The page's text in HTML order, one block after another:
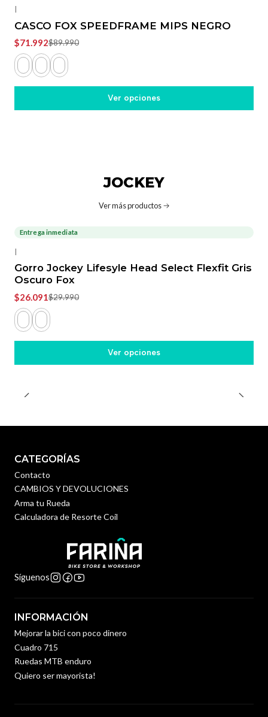
|
CASCO FOX SPEEDFRAME MIPS NEGRO
$71.992$89.990
Ver opciones
JOCKEY
Ver más productos
-13%
Entrega inmediata
|
Gorro Jockey Lifesyle Head Select Flexfit Gris
Oscuro Fox
$26.091$29.990
Ver opciones
CATEGORÍAS
Contacto
CAMBIOS Y DEVOLUCIONES
Arma tu Rueda
Calculadora de Resorte Coil
Síguenos
INFORMACIÓN
Mejorar la bici con poco dinero
Cuadro 715
Ruedas MTB enduro
Quiero ser mayorista!